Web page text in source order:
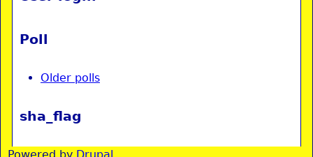
Poll
Older polls
sha_flag
Powered by Drupal